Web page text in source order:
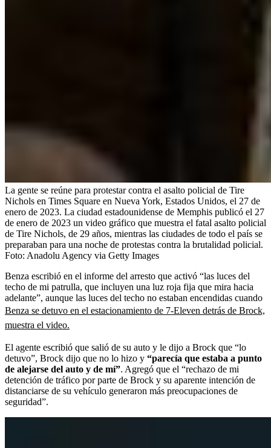
La gente se reúne para protestar contra el asalto policial de Tire
Nichols en Times Square en Nueva York, Estados Unidos, el 27 de
enero de 2023. La ciudad estadounidense de Memphis publicó el 27
de enero de 2023 un video gráfico que muestra el fatal asalto policial
de Tire Nichols, de 29 años, mientras las ciudades de todo el país se
preparaban para una noche de protestas contra la brutalidad policial.
Foto: Anadolu Agency via Getty Images
Benza escribió en el informe del arresto que activó “las luces del
techo de mi patrulla, que incluyen una luz roja fija que mira hacia
adelante”, aunque las luces del techo no estaban encendidas cuando
Benza se detuvo en el estacionamiento de 7-Eleven detrás de Brock,
muestra el video.
El agente escribió que salió de su auto y le dijo a Brock que “lo
detuvo”, Brock dijo que no lo hizo y “parecía que estaba a punto
de alejarse del auto y de mí”. Agregó que el “rechazo de mi
detención de tráfico por parte de Brock y su aparente intención de
distanciarse de su vehículo generaron más preocupaciones de
seguridad”.